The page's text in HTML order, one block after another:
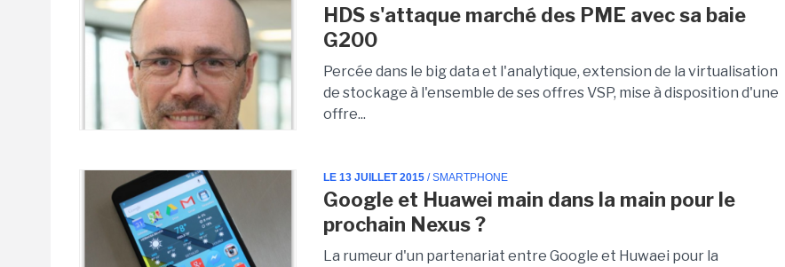
HDS s'attaque marché des PME avec sa baie
G200
Percée dans le big data et l'analytique, extension de la virtualisation
de stockage à l'ensemble de ses offres VSP, mise à disposition d'une
offre...
LE 13 JUILLET 2015 / SMARTPHONE
Google et Huawei main dans la main pour le
prochain Nexus ?
La rumeur d'un partenariat entre Google et Huwaei pour la